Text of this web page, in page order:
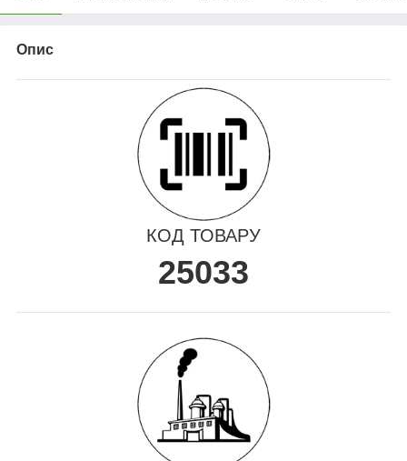
Опис
КОД ТОВАРУ
25033